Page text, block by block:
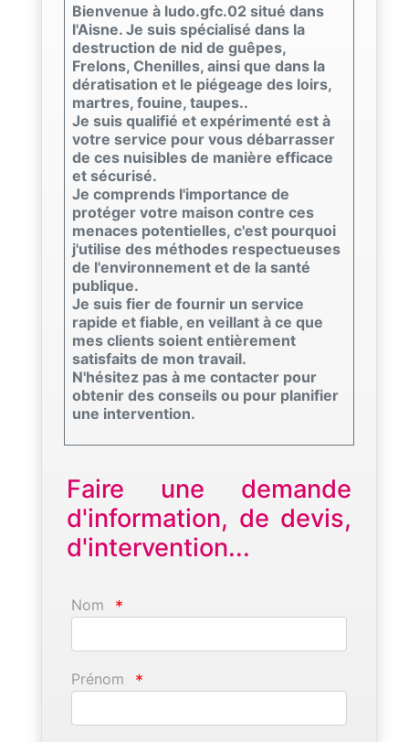
Bienvenue à ludo.gfc.02 situé dans
l'Aisne. Je suis spécialisé dans la
destruction de nid de guêpes,
Frelons, Chenilles, ainsi que dans la
dératisation et le piégeage des loirs,
martres, fouine, taupes..
Je suis qualifié et expérimenté est à
votre service pour vous débarrasser
de ces nuisibles de manière efficace
et sécurisé.
Je comprends l'importance de
protéger votre maison contre ces
menaces potentielles, c'est pourquoi
j'utilise des méthodes respectueuses
de l'environnement et de la santé
publique.
Je suis fier de fournir un service
rapide et fiable, en veillant à ce que
mes clients soient entièrement
satisfaits de mon travail.
N'hésitez pas à me contacter pour
obtenir des conseils ou pour planifier
une intervention.
Faire une demande
d'information, de devis,
d'intervention...
Nom *
Prénom *